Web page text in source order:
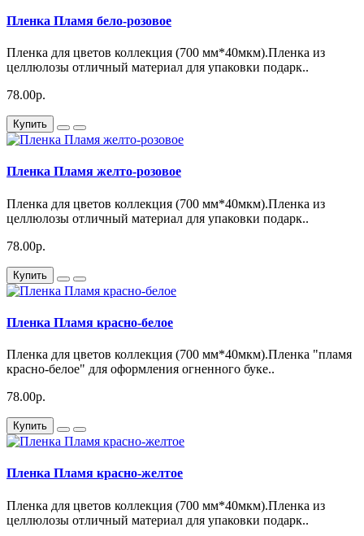
Пленка Пламя бело-розовое
Пленка для цветов коллекция (700 мм*40мкм).Пленка из
целлюлозы отличный материал для упаковки подарк..
78.00р.
Купить
Пленка Пламя желто-розовое
Пленка для цветов коллекция (700 мм*40мкм).Пленка из
целлюлозы отличный материал для упаковки подарк..
78.00р.
Купить
Пленка Пламя красно-белое
Пленка для цветов коллекция (700 мм*40мкм).Пленка "пламя
красно-белое" для оформления огненного буке..
78.00р.
Купить
Пленка Пламя красно-желтое
Пленка для цветов коллекция (700 мм*40мкм).Пленка из
целлюлозы отличный материал для упаковки подарк..